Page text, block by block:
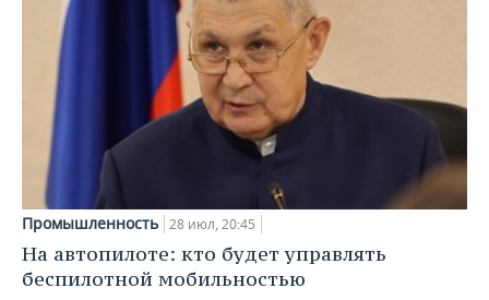
Промышленность 28 июл, 20:45
На автопилоте: кто будет управлять
беспилотной мобильностью